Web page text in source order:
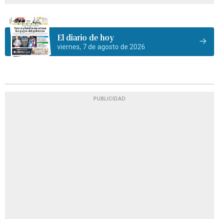
El diario de hoy
viernes, 7 de agosto de 2026
PUBLICIDAD